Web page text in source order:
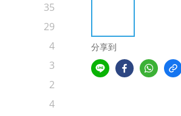
35
29
4
3
2
4
分享到